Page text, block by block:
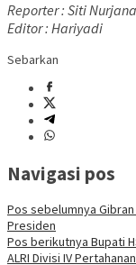
Reporter : Siti
Editor : Hariyadi
Sebarkan
Navigasi pos
Pos sebelumnya
Presiden
Pos berikutnya Bupati
ALRI Divisi IV